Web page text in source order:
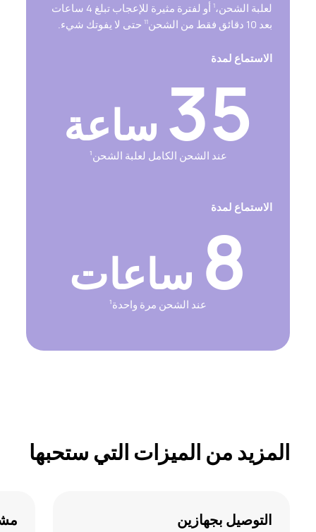
لعلبة الشحن،1
أو لفترة مثيرة للإعجاب تبلغ 4 ساعات
بعد 10 دقائق فقط من الشحن
11 حتى لا يفوتك شيء.
الاستماع لمدة
35 ساعة
عند الشحن الكامل لعلبة الشحن1
الاستماع لمدة
8 ساعات
عند الشحن مرة واحدة1
المزيد من الميزات التي ستحبها
التوصيل بجهازين